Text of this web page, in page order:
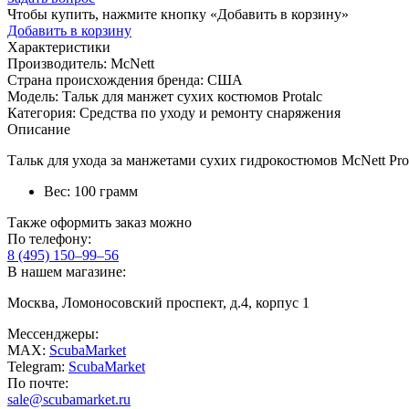
Чтобы купить, нажмите кнопку «Добавить в корзину»
Добавить в корзину
Характеристики
Производитель: McNett
Страна происхождения бренда: США
Модель: Тальк для манжет сухих костюмов Protalc
Категория: Средства по уходу и ремонту снаряжения
Описание
Тальк для ухода за манжетами сухих гидрокостюмов McNett
Вес: 100 грамм
Также оформить заказ можно
По телефону:
8 (495) 150–99–56
В нашем магазине:
Москва, Ломоносовский проспект, д.4, корпус 1
Мессенджеры:
MAX: ScubaMarket
Telegram: ScubaMarket
По почте:
sale@scubamarket.ru